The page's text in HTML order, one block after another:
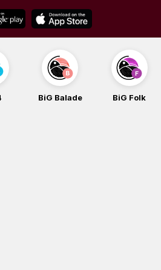
BiG Balade BiG Folk